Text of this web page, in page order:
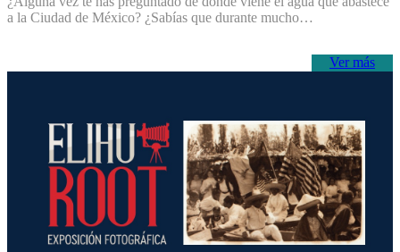
a la Ciudad de México? ¿Sabías que durante mucho…
Ver más